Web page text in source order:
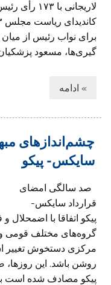
لاریجانی
گیری‌ها، مسعود پزشکیان با ۱۵۴ رای
» ادامه
چشم‌اندازهای
سایکس- پیکو
صد سالگی امضای
قرارداد سایکس-
پیکو اتفاقا با
گروه‌های مختلف قومی و
مرکزی دستخوش تغییر
روشن باشد. این
پیکو مصادف شده است با